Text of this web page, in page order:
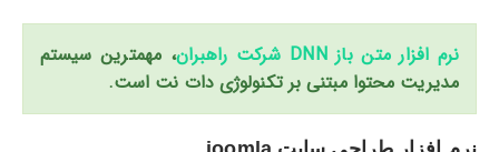
نرم افزار متن باز DNN شرکت راهبران
، مهمترین سیستم
مدیریت محتوا مبتنی بر تکنولوژی دات نت است.